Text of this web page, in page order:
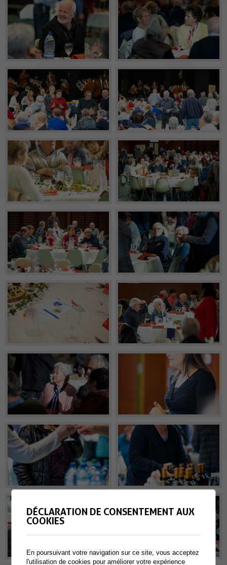
DÉCLARATION DE CONSENTEMENT AUX
COOKIES
En poursuivant votre navigation sur ce site, vous acceptez
l'utilisation de cookies pour améliorer votre expérience